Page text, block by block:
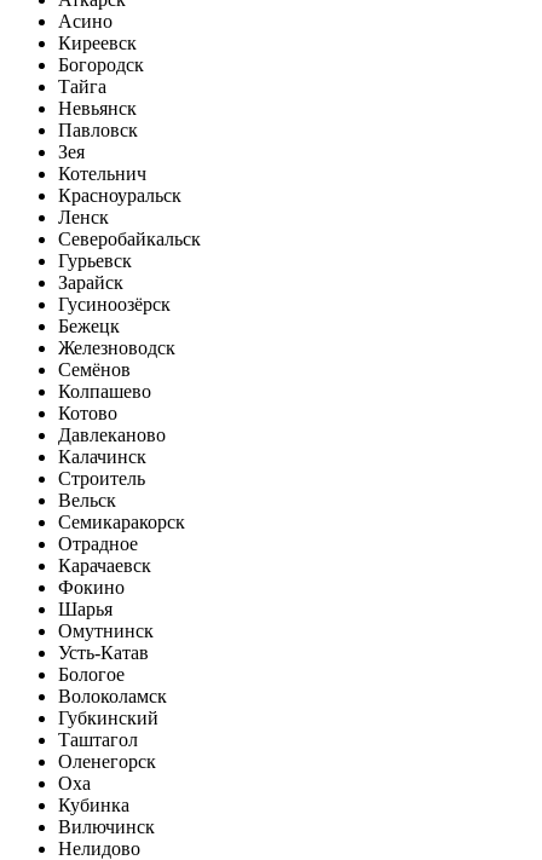
Асино
Киреевск
Богородск
Тайга
Невьянск
Павловск
Зея
Котельнич
Красноуральск
Ленск
Северобайкальск
Гурьевск
Зарайск
Гусиноозёрск
Бежецк
Железноводск
Семёнов
Колпашево
Котово
Давлеканово
Калачинск
Строитель
Вельск
Семикаракорск
Отрадное
Карачаевск
Фокино
Шарья
Омутнинск
Усть-Катав
Бологое
Волоколамск
Губкинский
Таштагол
Оленегорск
Оха
Кубинка
Вилючинск
Нелидово